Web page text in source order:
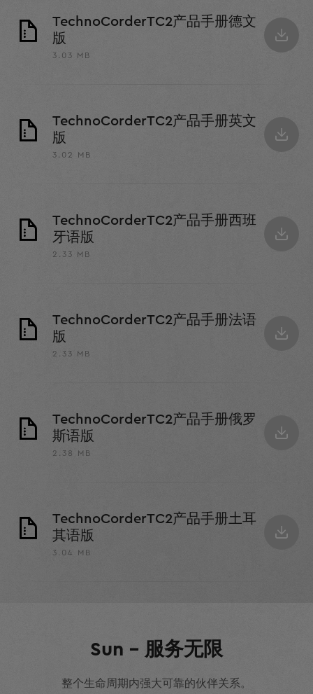
TechnoCorderTC2产品手册德文
版
3.03 MB
TechnoCorderTC2产品手册英文
版
3.02 MB
TechnoCorderTC2产品手册西班
牙语版
2.33 MB
TechnoCorderTC2产品手册法语
版
2.33 MB
TechnoCorderTC2产品手册俄罗
斯语版
2.38 MB
TechnoCorderTC2产品手册土耳
其语版
3.04 MB
Sun – 服务无限
整个生命周期内强大可靠的伙伴关系。